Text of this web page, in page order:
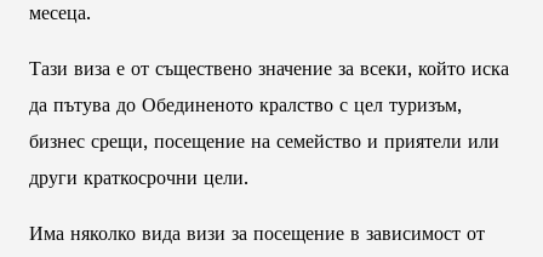
месеца.
Тази виза е от съществено значение за всеки, който иска
да пътува до Обединеното кралство с цел туризъм,
бизнес срещи, посещение на семейство и приятели или
други краткосрочни цели.
Има няколко вида визи за посещение в зависимост от